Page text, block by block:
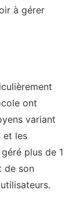
à gérer
ont
variant
et les
plus de 1
de son